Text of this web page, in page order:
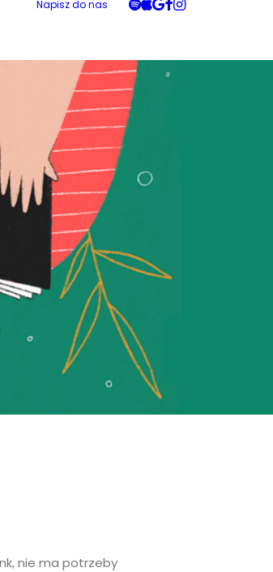
Napisz do nas
nie ma potrzeby